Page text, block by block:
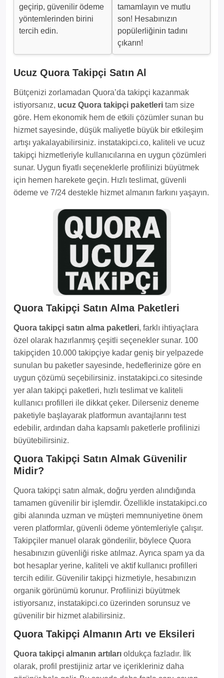
geçirip, güvenilir ödeme
yöntemlerinden birini
tercih edin.
tamamlayın ve mutlu
son! Hesabınızın
popülerliğinin tadını
çıkarın!
Ucuz Quora Takipçi Satın Al
Bütçenizi zorlamadan Quora’da takipçi kazanmak
istiyorsanız, ucuz Quora takipçi paketleri tam size
göre. Hem ekonomik hem de etkili çözümler sunan bu
hizmet sayesinde, düşük maliyetle büyük bir etkileşim
artışı yakalayabilirsiniz. instatakipci.co, kaliteli ve ucuz
takipçi hizmetleriyle kullanıcılarına en uygun çözümleri
sunar. Uygun fiyatlı seçeneklerle profilinizi büyütmek
için hemen harekete geçin. Hızlı teslimat, güvenli
ödeme ve 7/24 destekle hizmet almanın farkını yaşayın.
Quora Takipçi Satın Alma Paketleri
Quora takipçi satın alma paketleri, farklı ihtiyaçlara
özel olarak hazırlanmış çeşitli seçenekler sunar. 100
takipçiden 10.000 takipçiye kadar geniş bir yelpazede
sunulan bu paketler sayesinde, hedeflerinize göre en
uygun çözümü seçebilirsiniz. instatakipci.co sitesinde
yer alan takipçi paketleri, hızlı teslimat ve kaliteli
kullanıcı profilleri ile dikkat çeker. Dilerseniz deneme
paketiyle başlayarak platformun avantajlarını test
edebilir, ardından daha kapsamlı paketlerle profilinizi
büyütebilirsiniz.
Quora Takipçi Satın Almak Güvenilir
Midir?
Quora takipçi satın almak, doğru yerden alındığında
tamamen güvenilir bir işlemdir. Özellikle instatakipci.co
gibi alanında uzman ve müşteri memnuniyetine önem
veren platformlar, güvenli ödeme yöntemleriyle çalışır.
Takipçiler manuel olarak gönderilir, böylece Quora
hesabınızın güvenliği riske atılmaz. Ayrıca spam ya da
bot hesaplar yerine, kaliteli ve aktif kullanıcı profilleri
tercih edilir. Güvenilir takipçi hizmetiyle, hesabınızın
organik görünümü korunur. Profilinizi büyütmek
istiyorsanız, instatakipci.co üzerinden sorunsuz ve
güvenilir bir hizmet alabilirsiniz.
Quora Takipçi Almanın Artı ve Eksileri
Quora takipçi almanın artıları oldukça fazladır. İlk
olarak, profil prestijiniz artar ve içerikleriniz daha